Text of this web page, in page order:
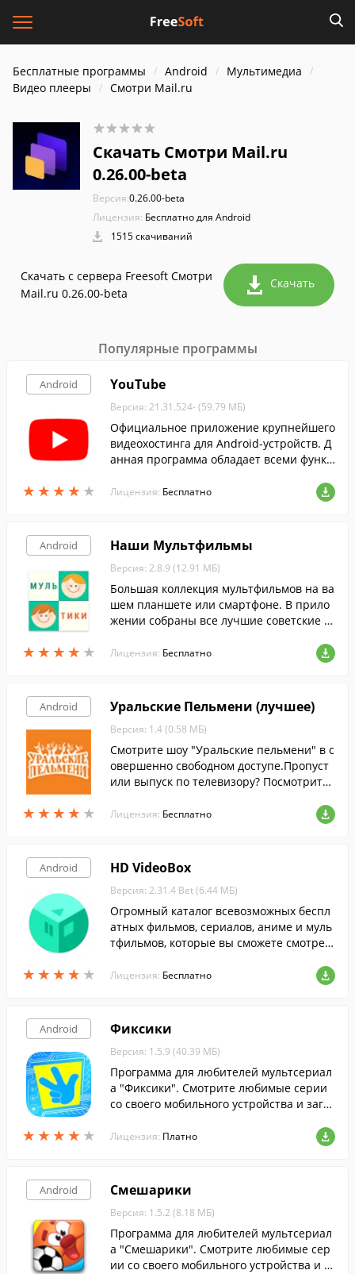
Бесплатные программы Android
Мультимедиа
Видео плееры
Смотри Mail.ru
Скачать Смотри Mail.ru
0.26.00-beta
Версия:0.26.00-beta
Лицензия: Бесплатно для Android
1515 скачиваний
Скачать с сервера Freesoft Смотри
Mail.ru 0.26.00-beta
Скачать
Популярные программы
Android
★ ★ ★ ★ ★
★ ★ ★ ★ ★
YouTube
Версия: 21.31.524- (59.79 МБ)
Официальное приложение крупнейшего
видеохостинга для Android-устройств. Д
анная программа обладает всеми функц
Лицензия: Бесплатно
Android
★ ★ ★ ★ ★
★ ★ ★ ★ ★
Наши Мультфильмы
Версия: 2.8.9 (12.91 МБ)
Большая коллекция мультфильмов на ва
шем планшете или смартфоне. В прило
жении собраны все лучшие советские и
Лицензия: Бесплатно
Android
★ ★ ★ ★ ★
★ ★ ★ ★ ★
Уральские Пельмени (лучшее)
Версия: 1.4 (0.58 МБ)
Смотрите шоу "Уральские пельмени" в с
овершенно свободном доступе.Пропуст
или выпуск по телевизору? Посмотрите
Лицензия: Бесплатно
Android
★ ★ ★ ★ ★
★ ★ ★ ★ ★
HD VideoBox
Версия: 2.31.4 Bet (6.44 МБ)
Огромный каталог всевозможных беспл
атных фильмов, сериалов, аниме и муль
тфильмов, которые вы сможете смотрет
любой момент.
Лицензия: Бесплатно
Android
★ ★ ★ ★ ★
★ ★ ★ ★ ★
Фиксики
Версия: 1.5.9 (40.39 МБ)
Программа для любителей мультсериал
а "Фиксики". Смотрите любимые серии
со своего мобильного устройства и загр
вшихся вам персонажей.
Лицензия: Платно
Android Смешарики
Версия: 1.5.2 (8.18 МБ)
Программа для любителей мультсериал
а "Смешарики". Смотрите любимые сер
ии со своего мобильного устройства и з